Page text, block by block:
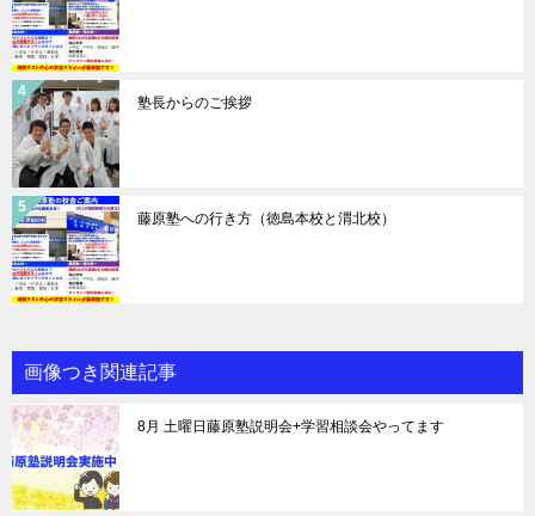
塾長からのご挨拶
藤原塾への行き方（徳島本校と渭北校）
画像つき関連記事
8月 土曜日藤原塾説明会+学習相談会やってます